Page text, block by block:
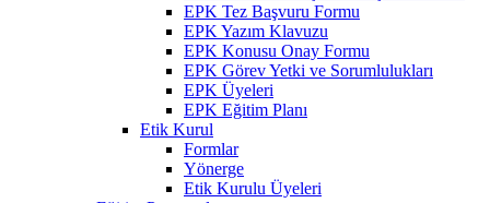
EPK Tez Başvuru Formu
EPK Yazım Klavuzu
EPK Konusu Onay Formu
EPK Görev Yetki ve Sorumlulukları
EPK Üyeleri
EPK Eğitim Planı
Etik Kurul
Formlar
Yönerge
Etik Kurulu Üyeleri